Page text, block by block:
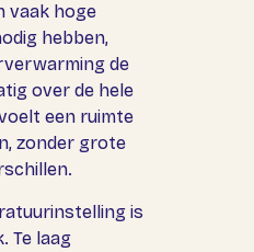
vaak hoge
hebben,
de
over de hele
een ruimte
zonder grote
is
Te laag